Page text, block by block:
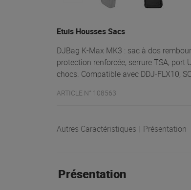
Etuis Housses Sacs
DJBag K-Max MK3 : sac à dos
protection renforcée, serrure TSA, port
chocs. Compatible avec DDJ-FLX10,
ARTICLE N° 108563
Autres Caractéristiques Présentation
Présentation